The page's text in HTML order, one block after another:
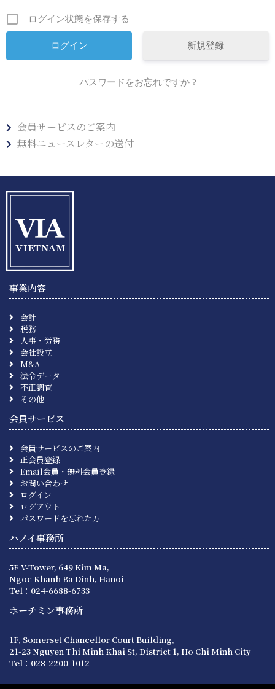
ログイン状態を保存する
新規登録
パスワードをお忘れですか ?
会員サービスのご案内
無料ニュースレターの送付
事業内容
会計
税務
人事・労務
会社設立
M&A
法令データ
不正調査
その他
会員サービス
会員サービスのご案内
正会員登録
Email会員・無料会員登録
お問い合わせ
ログイン
ログアウト
パスワードを忘れた方
ハノイ事務所
5F V-Tower, 649 Kim Ma,
Ngoc Khanh Ba Dinh, Hanoi
Tel：024-6688-6733
ホーチミン事務所
1F, Somerset Chancellor Court Building,
21-23 Nguyen Thi Minh Khai St, District 1, Ho Chi Minh City
Tel：028-2200-1012